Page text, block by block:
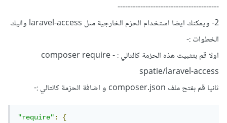
----------------------------------------
2- ويمكنك ايضا استخدام الحزم الخارجية مثل laravel-access واليك
الخطوات :-
اولا قم بتثبيت هذه الحزمة كالتالي : - composer require
spatie/laravel-access
ثانيا قم بفتح ملف composer.json و اضافة الحزمة كالتالي
:-
"require":
{